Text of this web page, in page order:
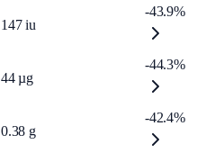
147 iu
-43.9%
44 µg
-44.3%
0.38 g
-42.4%